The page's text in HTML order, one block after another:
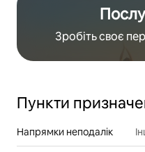
Зробіть своє
Пункти
Напрямки неподалік